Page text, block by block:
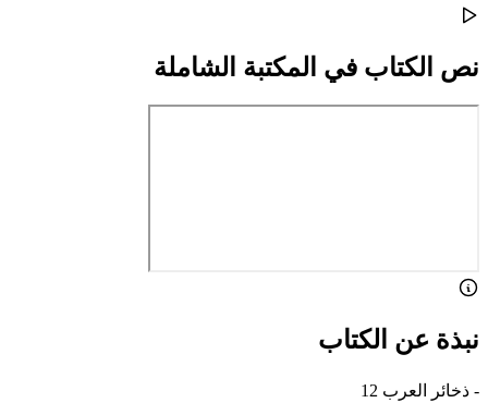
نص الكتاب في المكتبة الشاملة
نبذة عن الكتاب
- ذخائر العرب 12